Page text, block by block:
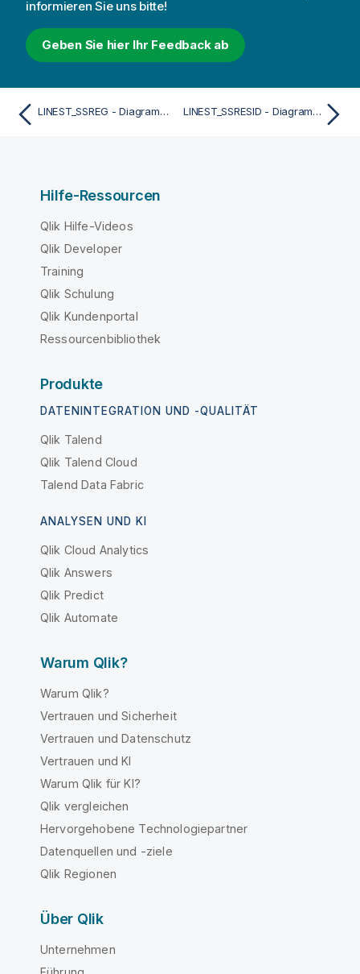
informieren Sie uns bitte!
Geben Sie hier Ihr Feedback ab
LINEST_SSREG - Diagrammfunktion LINEST_SSRESID - Diagrammfunktion
Hilfe-Ressourcen
Qlik Hilfe-Videos
Qlik Developer
Training
Qlik Schulung
Qlik Kundenportal
Ressourcenbibliothek
Produkte
DATENINTEGRATION UND -QUALITÄT
Qlik Talend
Qlik Talend Cloud
Talend Data Fabric
ANALYSEN UND KI
Qlik Cloud Analytics
Qlik Answers
Qlik Predict
Qlik Automate
Warum Qlik?
Warum Qlik?
Vertrauen und Sicherheit
Vertrauen und Datenschutz
Vertrauen und KI
Warum Qlik für KI?
Qlik vergleichen
Hervorgehobene Technologiepartner
Datenquellen und -ziele
Qlik Regionen
Über Qlik
Unternehmen